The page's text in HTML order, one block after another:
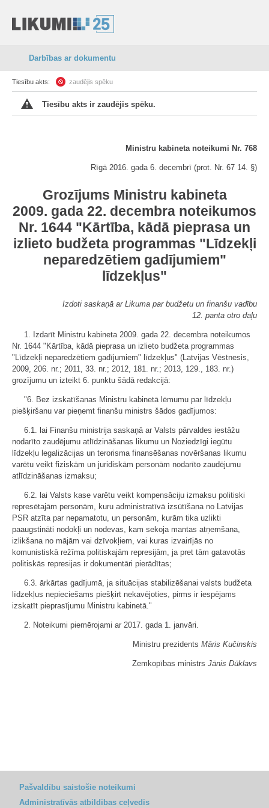
Darbības ar dokumentu
Tiesību akts: zaudējis spēku
Tiesību akts ir zaudējis spēku.
Ministru kabineta noteikumi Nr. 768
Rīgā 2016. gada 6. decembrī (prot. Nr. 67 14. §)
Grozījums Ministru kabineta
2009. gada 22. decembra noteikumos
Nr. 1644 "Kārtība, kādā pieprasa un
izlieto budžeta programmas "Līdzekļi
neparedzētiem gadījumiem"
līdzekļus"
Izdoti saskaņā ar Likuma par budžetu un finanšu vadību
12. panta otro daļu
1. Izdarīt Ministru kabineta 2009. gada 22. decembra noteikumos
Nr. 1644 "Kārtība, kādā pieprasa un izlieto budžeta programmas
"Līdzekļi neparedzētiem gadījumiem" līdzekļus" (Latvijas Vēstnesis,
2009, 206. nr.; 2011, 33. nr.; 2012, 181. nr.; 2013, 129., 183. nr.)
grozījumu un izteikt 6. punktu šādā redakcijā:
"6. Bez izskatīšanas Ministru kabinetā lēmumu par līdzekļu
piešķiršanu var pieņemt finanšu ministrs šādos gadījumos:
6.1. lai Finanšu ministrija saskaņā ar Valsts pārvaldes iestāžu
nodarīto zaudējumu atlīdzināšanas likumu un Noziedzīgi iegūtu
līdzekļu legalizācijas un terorisma finansēšanas novēršanas likumu
varētu veikt fiziskām un juridiskām personām nodarīto zaudējumu
atlīdzināšanas izmaksu;
6.2. lai Valsts kase varētu veikt kompensāciju izmaksu politiski
represētajām personām, kuru administratīvā izsūtīšana no Latvijas
PSR atzīta par nepamatotu, un personām, kurām tika uzlikti
paaugstināti nodokļi un nodevas, kam sekoja mantas atņemšana,
izlikšana no mājām vai dzīvokļiem, vai kuras izvairījās no
komunistiskā režīma politiskajām represijām, ja pret tām gatavotās
politiskās represijas ir dokumentāri pierādītas;
6.3. ārkārtas gadījumā, ja situācijas stabilizēšanai valsts budžeta
līdzekļus nepieciešams piešķirt nekavējoties, pirms ir iespējams
izskatīt pieprasījumu Ministru kabinetā."
2. Noteikumi piemērojami ar 2017. gada 1. janvāri.
Ministru prezidents Māris Kučinskis
Zemkopības ministrs Jānis Dūklavs
Pašvaldību saistošie noteikumi
Administratīvās atbildības ceļvedis